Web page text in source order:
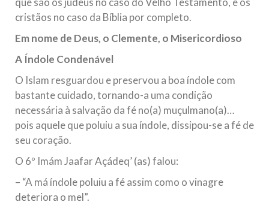
cristãos no caso da Bíblia por completo.
Em nome de Deus, o Clemente, o Misericordioso
A Índole Condenável
O Islam resguardou e preservou a boa índole com
bastante cuidado, tornando-a uma condição
necessária à salvação da fé no(a) muçulmano(a)…
pois aquele que poluiu a sua índole, dissipou-se a fé de
seu coração.
O 6º Imám Jaafar Açádeq’ (as) falou:
– “A má índole poluiu a fé assim como o vinagre
deteriora o mel”.